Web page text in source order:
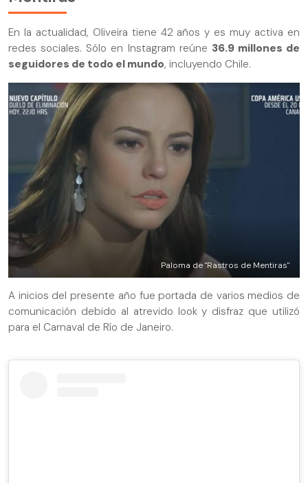
En la actualidad, Oliveira tiene 42 años y es muy activa en
redes sociales. Sólo en Instagram reúne 36.9 millones de
seguidores de todo el mundo, incluyendo Chile.
Paloma de "Rastros de Mentiras"
A inicios del presente año fue portada de varios medios de
comunicación debido al atrevido look y disfraz que utilizó
para el Carnaval de Río de Janeiro.